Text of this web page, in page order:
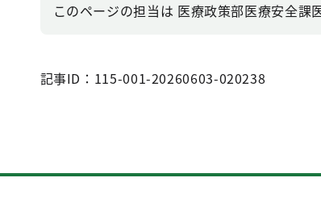
このページの担当は 医療政策部医療安全課
記事ID：115-001-20260603-020238